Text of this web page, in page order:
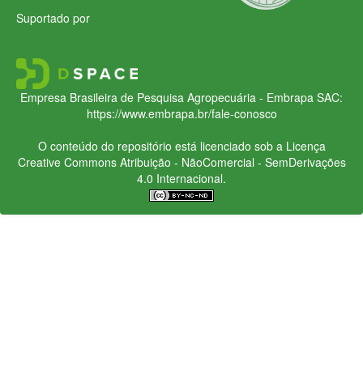
Suportado por
Empresa Brasileira de Pesquisa Agropecuária - Embrapa SAC:
https://www.embrapa.br/fale-conosco
O conteúdo do repositório está licenciado sob a Licença
Creative CommonsAtribuição - NãoComercial - SemDerivações
4.0 Internacional.